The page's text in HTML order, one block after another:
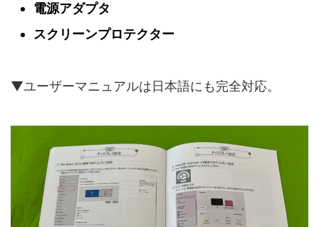
電源アダプタ
スクリーンプロテクター
▼ユーザーマニュアルは日本語にも完全対応。